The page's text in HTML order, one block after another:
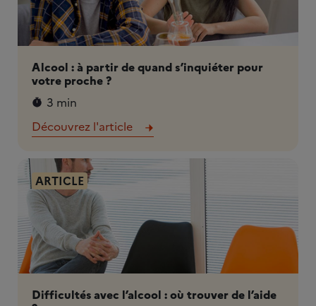
Alcool : à partir de quand s’inquiéter pour
votre proche ?
3 min
Découvrez l'article
ARTICLE
Difficultés avec l’alcool : où trouver de l’aide